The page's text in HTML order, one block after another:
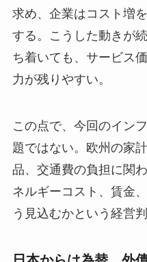
求め、企業はコスト増
する。こうした動きが
ち着いても、サービス
力が残りやすい。
この点で、今回のイン
題ではない。欧州の家
品、交通費の負担に関
ネルギーコスト、賃金
う見込むかという経営